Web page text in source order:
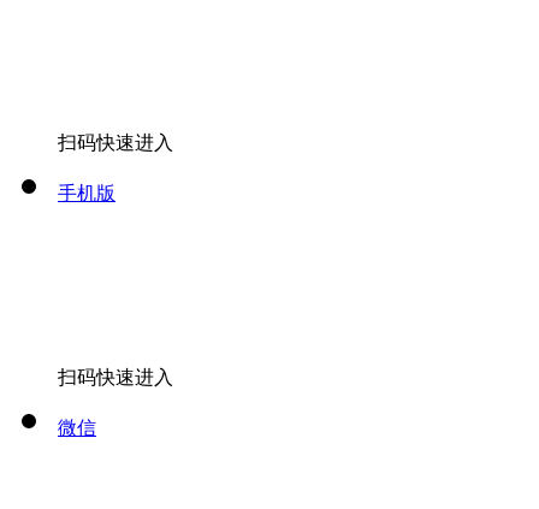
扫码快速进入
手机版
扫码快速进入
微信